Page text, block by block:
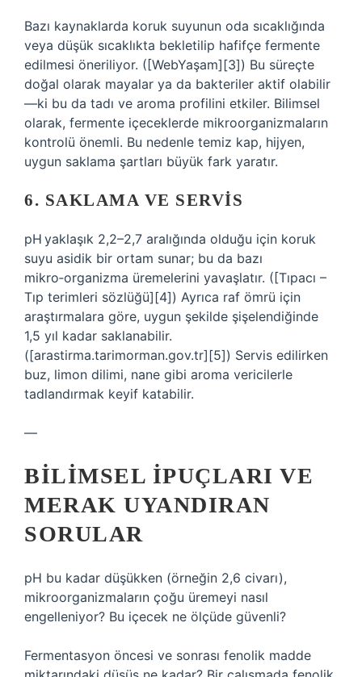
Bazı kaynaklarda koruk suyunun oda sıcaklığında
veya düşük sıcaklıkta bekletilip hafifçe fermente
edilmesi öneriliyor. ([WebYaşam][3]) Bu süreçte
doğal olarak mayalar ya da bakteriler aktif olabilir
—ki bu da tadı ve aroma profilini etkiler. Bilimsel
olarak, fermente içeceklerde mikroorganizmaların
kontrolü önemli. Bu nedenle temiz kap, hijyen,
uygun saklama şartları büyük fark yaratır.
6. SAKLAMA VE SERVIS
pH yaklaşık 2,2–2,7 aralığında olduğu için koruk
suyu asidik bir ortam sunar; bu da bazı
mikro‑organizma üremelerini yavaşlatır. ([Tıpacı –
Tıp terimleri sözlüğü][4]) Ayrıca raf ömrü için
araştırmalara göre, uygun şekilde şişelendiğinde
1,5 yıl kadar saklanabilir.
([arastirma.tarimorman.gov.tr][5]) Servis edilirken
buz, limon dilimi, nane gibi aroma vericilerle
tadlandırmak keyif katabilir.
—
BILIMSEL İPUÇLARI VE
MERAK UYANDIRAN
SORULAR
pH bu kadar düşükken (örneğin 2,6 civarı),
mikroorganizmaların çoğu üremeyi nasıl
engelleniyor? Bu içecek ne ölçüde güvenli?
Fermentasyon öncesi ve sonrası fenolik madde